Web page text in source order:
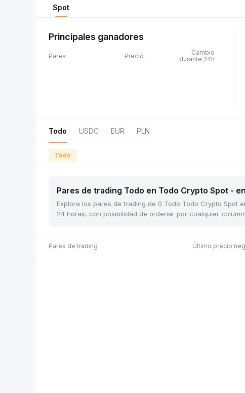
Spot
Principales ganadores
Pares Precio
Cambio
durante 24h
Todo USDC EUR PLN
Todo
Pares de trading Todo en Todo Crypto Spot -
Explora los pares de trading de 0 Todo Todo Crypto Spot
24 horas, con posibilidad de ordenar por cualquier
Pares de trading Último precio